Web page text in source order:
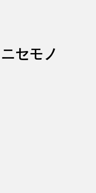
セモノ